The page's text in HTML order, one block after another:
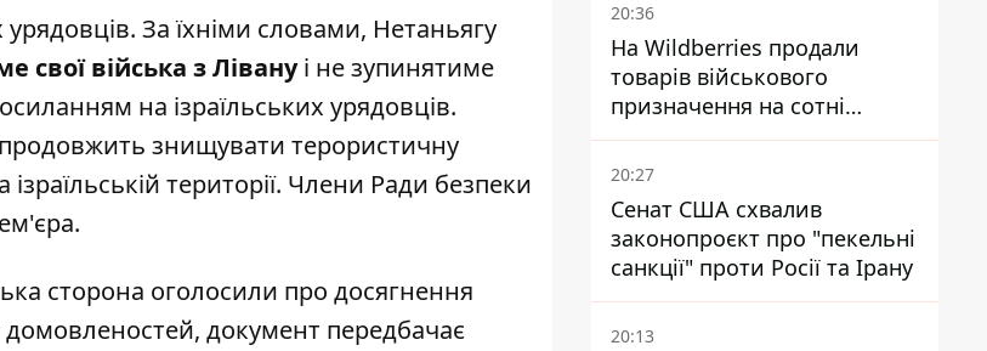
урядовців. За їхніми словами, Нетаньягу
свої війська з Лівануі не зупинятиме
на ізраїльських урядовців.
продовжить знищувати терористичну
території. Члени Ради безпеки
сторона оголосили про досягнення
домовленостей, документ передбачає
20:36
На Wildberries продали
товарів військового
призначення на сотні
мільйонів, але удари ЗСУ
змінили ситуацію
20:27
Сенат США схвалив
законопроєкт про "пекельні
санкції" проти Росії та Ірану
20:13